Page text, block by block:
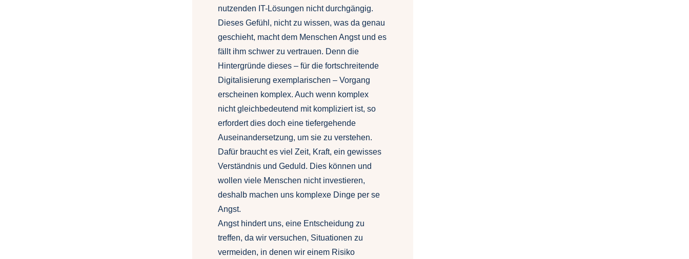
nutzenden IT-Lösungen nicht durchgängig.
Dieses Gefühl, nicht zu wissen, was da genau
geschieht, macht dem Menschen Angst und es
fällt ihm schwer zu vertrauen. Denn die
Hintergründe dieses – für die fortschreitende
Digitalisierung exemplarischen – Vorgang
erscheinen komplex. Auch wenn komplex
nicht gleichbedeutend mit kompliziert ist, so
erfordert dies doch eine tiefergehende
Auseinandersetzung, um sie zu verstehen.
Dafür braucht es viel Zeit, Kraft, ein gewisses
Verständnis und Geduld. Dies können und
wollen viele Menschen nicht investieren,
deshalb machen uns komplexe Dinge per se
Angst.
Angst hindert uns, eine Entscheidung zu
treffen, da wir versuchen, Situationen zu
vermeiden, in denen wir einem Risiko